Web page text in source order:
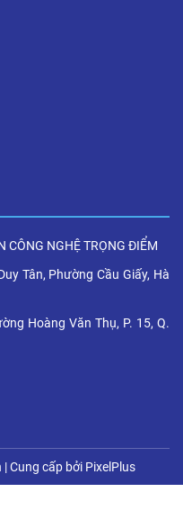
CÔNG NGHỆ TRỌNG ĐIỂM
Tân, Phường Cầu Giấy, Hà
Hoàng Văn Thụ, P. 15, Q.
|Cung cấp bởi PixelPlus